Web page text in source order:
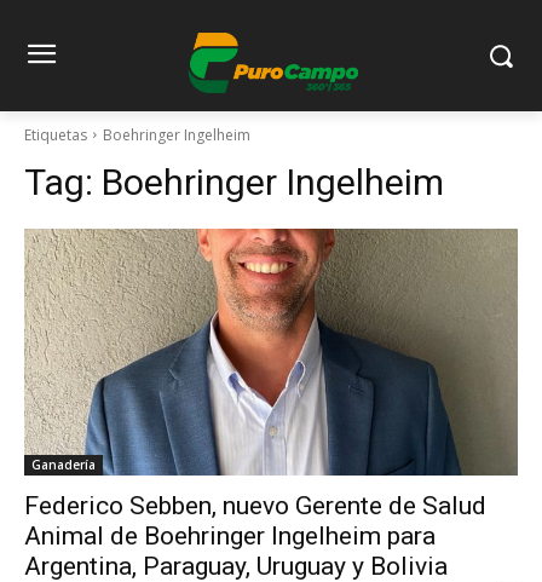
Etiquetas Boehringer Ingelheim
Tag: Boehringer Ingelheim
Ganadería
Federico Sebben, nuevo Gerente de Salud
Animal de Boehringer Ingelheim para
Argentina, Paraguay, Uruguay y Bolivia